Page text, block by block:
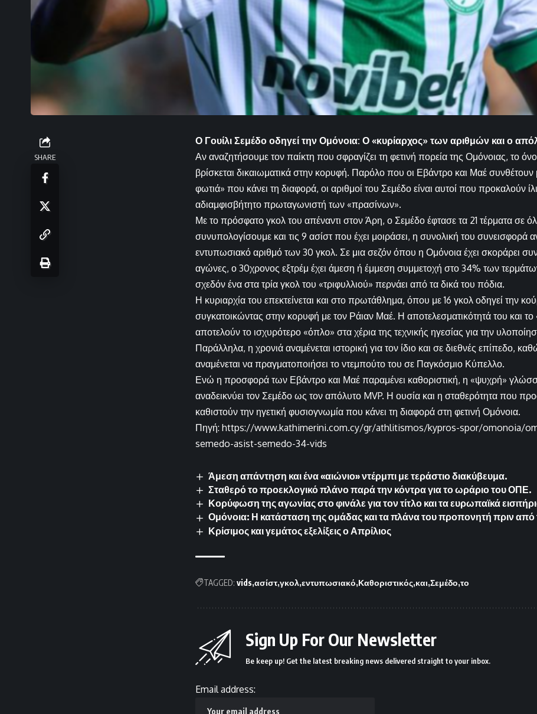
SHARE
Ο Γουίλι Σεμέδο οδηγεί την Ομόνοια: Ο «κυρίαρχος» των αριθμών και ο
Αν αναζητήσουμε τον παίκτη που σφραγίζει τη φετινή πορεία της Ομόνοιας, το
βρίσκεται δικαιωματικά στην κορυφή. Παρόλο που οι Εβάντρο και Μαέ συνθέτουν
φωτιά» που κάνει τη διαφορά, οι αριθμοί του Σεμέδο είναι αυτοί που προκαλούν
αδιαμφισβήτητο πρωταγωνιστή των «πρασίνων».
Με το πρόσφατο γκολ του απέναντι στον Άρη, ο Σεμέδο έφτασε τα 21 τέρματα σε
συνυπολογίσουμε και τις 9 ασίστ που έχει μοιράσει, η συνολική του συνεισφορά
εντυπωσιακό αριθμό των 30 γκολ. Σε μια σεζόν όπου η Ομόνοια έχει σκοράρει
αγώνες, ο 30χρονος εξτρέμ έχει άμεση ή έμμεση συμμετοχή στο 34% των
σχεδόν ένα στα τρία γκολ του «τριφυλλιού» περνάει από τα δικά του πόδια.
Η κυριαρχία του επεκτείνεται και στο πρωτάθλημα, όπου με 16 γκολ οδηγεί την
συγκατοικώντας στην κορυφή με τον Ράιαν Μαέ. Η αποτελεσματικότητά του και το
αποτελούν το ισχυρότερο «όπλο» στα χέρια της τεχνικής ηγεσίας για την
Παράλληλα, η χρονιά αναμένεται ιστορική για τον ίδιο και σε διεθνές επίπεδο,
αναμένεται να πραγματοποιήσει το ντεμπούτο του σε Παγκόσμιο Κύπελλο.
Ενώ η προσφορά των Εβάντρο και Μαέ παραμένει καθοριστική, η «ψυχρή»
αναδεικνύει τον Σεμέδο ως τον απόλυτο MVP. Η ουσία και η σταθερότητα που
καθιστούν την ηγετική φυσιογνωμία που κάνει τη διαφορά στη φετινή Ομόνοια.
Πηγή: https://www.kathimerini.com.cy/gr/athlitismos/kypros-spor/omonoia/
semedo-asist-semedo-34-vids
Άμεση απάντηση και ένα «αιώνιο» ντέρμπι με τεράστιο διακύβευμα.
Σταθερό το προεκλογικό πλάνο παρά την κόντρα για το ωράριο του ΟΠΕ.
Κορύφωση της αγωνίας στο φινάλε για τον τίτλο και τα ευρωπαϊκά
Ομόνοια: Η κατάσταση της ομάδας και τα πλάνα του προπονητή πριν από
Κρίσιμος και γεμάτος εξελίξεις ο Απρίλιος
TAGGED: vids ασίστ γκολ εντυπωσιακό Καθοριστικός και Σεμέδο το
Sign Up For Our Newsletter
Be keep up! Get the latest breaking news delivered straight to your inbox.
Email address: